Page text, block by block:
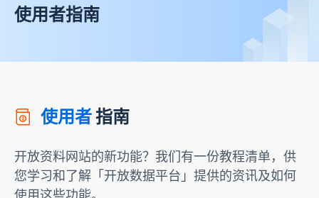
使用者指南
使用者指南
开放资料网站的新功能？我们有一份教程清单，供
您学习和了解「开放数据平台」提供的资讯及如何
使用这些功能。